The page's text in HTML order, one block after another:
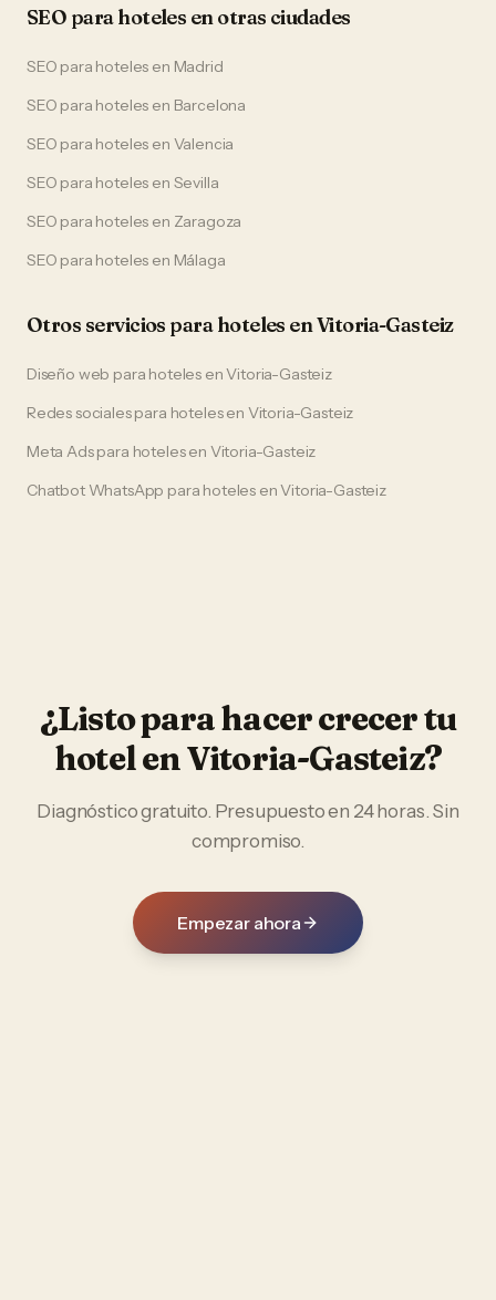
SEO parahoteles en otras ciudades
SEO para hoteles en Madrid
SEO para hoteles en Barcelona
SEO para hoteles en Valencia
SEO para hoteles en Sevilla
SEO para hoteles en Zaragoza
SEO para hoteles en Málaga
Otros servicios parahoteles enVitoria-Gasteiz
Diseño web para hoteles enVitoria-Gasteiz
Redes socialespara hotelesen Vitoria-Gasteiz
Meta Adspara hotelesen Vitoria-Gasteiz
Chatbot WhatsApp para hoteles enVitoria-Gasteiz
¿Listo para hacer crecer tu
hotelenVitoria-Gasteiz?
Diagnóstico gratuito. Presupuesto en 24 horas. Sin
compromiso.
Empezar ahora